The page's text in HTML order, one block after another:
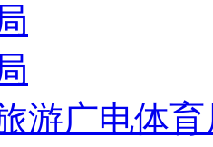
游广电体育